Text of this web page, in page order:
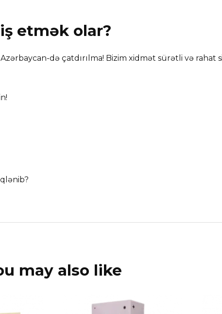
etmək olar?
də çatdırılma! Bizim xidmət sürətli və rahat
may also like